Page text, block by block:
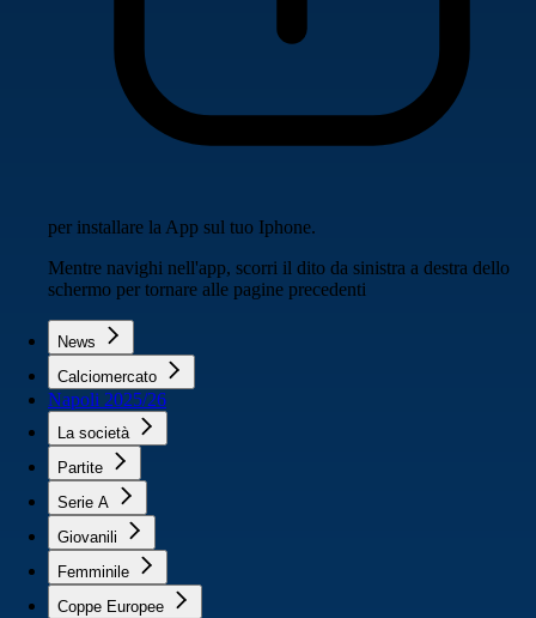
per installare la App sul tuo Iphone.
Mentre navighi nell'app, scorri il dito da sinistra a destra dello
schermo per tornare alle pagine precedenti
News
Calciomercato
Napoli 2025/26
La società
Partite
Serie A
Giovanili
Femminile
Coppe Europee